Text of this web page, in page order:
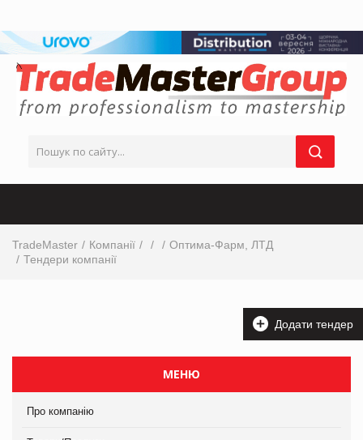
TradeMaster Компанії
Оптима-Фарм, ЛТД
Тендери компанії
Додати тендер
МЕНЮ
Про компанію